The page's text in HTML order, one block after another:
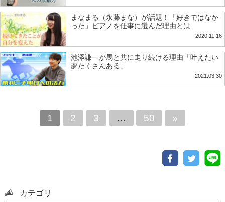
まなまる（永藤まな）が話題！「好きではなか
った」ピアノを仕事に選んだ理由とは
2020.11.16
池添謙一が馬と共に走り続ける理由「叶えたい
夢たくさんある」
2021.03.30
1 2 3 … 50 »
カテゴリ